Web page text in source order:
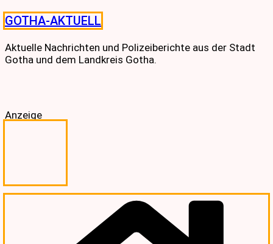
Skip
to
content
GOTHA-AKTUELL
Aktuelle Nachrichten und Polizeiberichte aus der Stadt
Gotha und dem Landkreis Gotha.
Anzeige